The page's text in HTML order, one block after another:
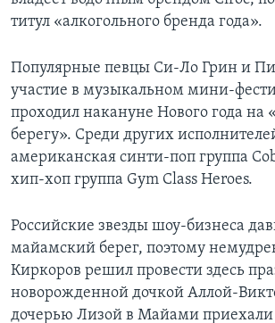
титул «алкогольного бренда года».
Популярные певцы Си-Ло Грин и
участие в музыкальном мини-
проходил накануне Нового года на
берегу». Среди других
американская синти-поп группа
хип-хоп группа Gym Class Heroes.
Российские звезды шоу-бизнеса
майамский берег, поэтому
Киркоров решил провести здесь
новорожденной дочкой Аллой-
дочерью Лизой в Майами